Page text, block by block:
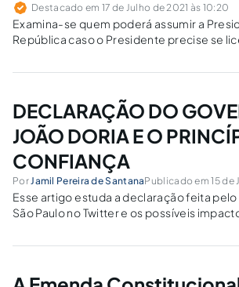
Destacado em 17 de Julho de 2021 às 10:20
Examina-se quem poderá assumir a
República caso o Presidente precise se
país.
DECLARAÇÃO DO
JOÃO DORIA E O
CONFIANÇA
Por Jamil Pereira de SantanaPublicado em 15 de
Esse artigo estuda a declaração feita
São Paulo no Twitter e os possíveis